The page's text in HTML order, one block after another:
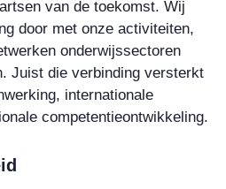
van de toekomst. Wij
door met onze activiteiten,
onderwijssectoren
Juist die verbinding versterkt
internationale
competentieontwikkeling.